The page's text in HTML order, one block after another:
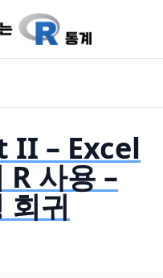
II – Excel
R 사용 –
회귀